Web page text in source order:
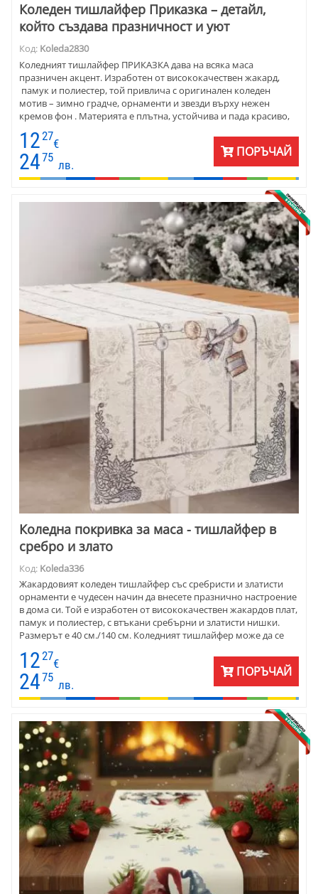
Коледен тишлайфер Приказка – детайл,
който създава празничност и уют
Код: Koleda2830
Коледният тишлайфер ПРИКАЗКА дава на всяка маса
празничен акцент. Изработен от висококачествен жакард,
памук и полиестер, той привлича с оригинален коледен
мотив – зимно градче, орнаменти и звезди върху нежен
кремов фон . Материята е плътна, устойчива и пада красиво,
което прави тишлайфера подходящ за ежедневна декорация
или празнични вечери. Размерът 45x140 см е универсален –
стои чудесно върху маса, шкаф или конзола . Практичен,
стилен и символичен подарък, който носи настроение и
топлина у дома.
1227
€
2475
лв.
ПОРЪЧАЙ
Коледна покривка за маса - тишлайфер в
сребро и злато
Код: Koleda336
Жакардовият коледeн тишлайфер със сребристи и златисти
орнаменти е чудесен начин да внесете празнично настроение
в дома си. Той е изработен от висококачествен жакардов плат,
памук и полиестер, с втъкани сребърни и златисти нишки.
Размерът е 40 см./140 см. Коледният тишлайфер може да се
поставен върху друга покривка. Той е подходящ за всеки
повод и ще ви помогне да създадете уютна и празнична
атмосфера в дома си.
1227
€
2475
лв.
ПОРЪЧАЙ